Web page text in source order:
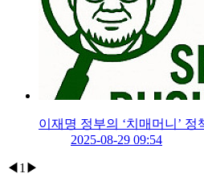
이재명 정부의 ‘치매머니’
2025-08-29 09:54
◀ 1 ▶